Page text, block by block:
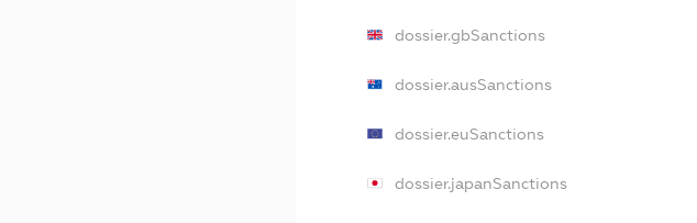
dossier.gbSanctions
dossier.ausSanctions
dossier.euSanctions
dossier.japanSanctions